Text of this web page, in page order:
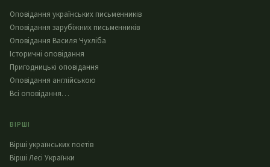
Оповідання українських письменників
Оповідання зарубіжних письменників
Оповідання Василя Чухліба
Історичні оповідання
Пригодницькі оповідання
Оповідання англійською
Всі оповідання…
ВІРШІ
Вірші українських поетів
Вірші Лесі Українки